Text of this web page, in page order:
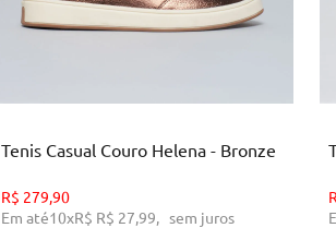
Tenis Casual Couro Helena - Bronze
R$ 279,90
Em até10xR$ R$ 27,99, sem juros